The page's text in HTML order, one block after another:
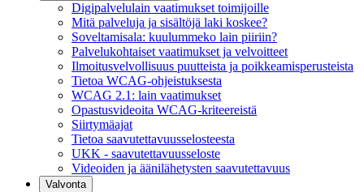
Digipalvelulain vaatimukset toimijoille
Mitä palveluja ja sisältöjä laki koskee?
Soveltamisala: kuulummeko lain piiriin?
Palvelukohtaiset vaatimukset ja velvoitteet
Ilmoitusvelvollisuus puutteista ja poikkeamisperusteista
Tietoa WCAG-ohjeistuksesta
WCAG 2.1: lain vaatimukset
Opastusvideoita WCAG-kriteereistä
Siirtymäajat
Tietoa saavutettavuusselosteesta
UKK - saavutettavuusseloste
Videoiden ja äänilähetysten saavutettavuus
Valvonta